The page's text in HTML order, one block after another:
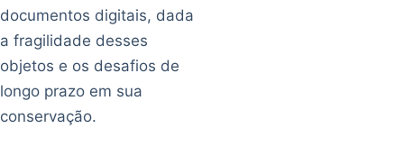
documentos digitais, dada
a fragilidade desses
objetos e os desafios de
longo prazo em sua
conservação.